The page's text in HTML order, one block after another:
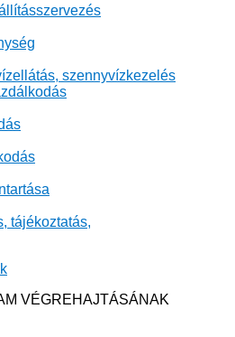
szennyvízkezelés
tájékoztatás,
VÉGR​EHAJTÁSÁNAK